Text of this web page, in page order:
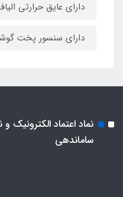
دارای عایق حرارتی
دارای سنسور پخت
نماد اعتماد الکترونیک و
ساماندهی